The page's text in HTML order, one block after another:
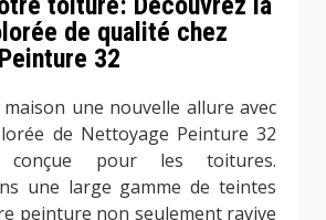
de qualité chez
32
une nouvelle allure avec
de Nettoyage Peinture 32
conçue pour les toitures.
une large gamme de teintes
peinture non seulement ravive